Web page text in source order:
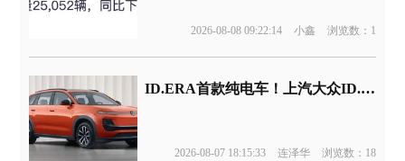
2026-08-08 09:22:14 小鑫 浏览数：1
ID.ERA首款纯电车！上汽大众ID.ERA 5X申报
2026-08-07 18:15:33 连泽华 浏览数：18